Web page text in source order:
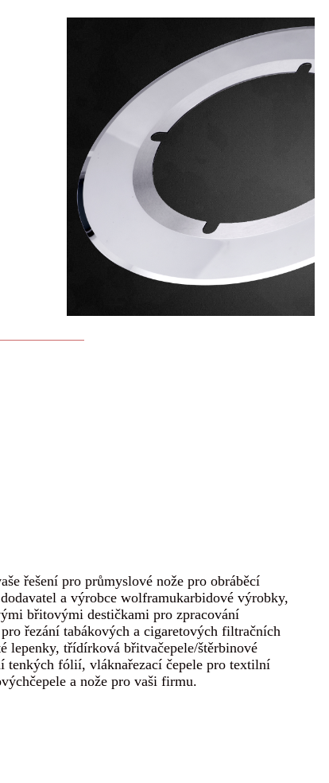
řešení pro průmyslové nože pro obráběcí
a výrobce wolframukarbidové výrobky,
břitovými destičkami pro zpracování
řezání tabákových a cigaretových filtračních
lepenky, třídírková břitvačepele/štěrbinové
tenkých fólií, vláknařezací čepele pro textilní
čepele a nože pro vaši firmu.